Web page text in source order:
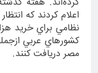
اعلام كردند كه
نظامي براي خريد
كشورهاي عربي
مصر دريافت كنند.